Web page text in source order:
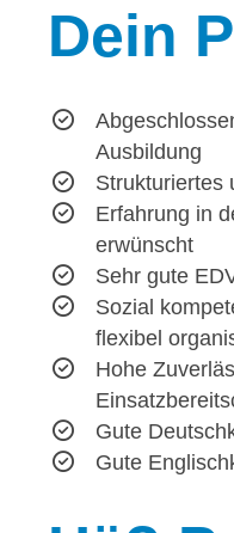
Dein
Ausbildung
Strukturiertes
Erfahrung in
erwünscht
Sehr gute
Sozial
flexibel
Hohe
Gute
Gute